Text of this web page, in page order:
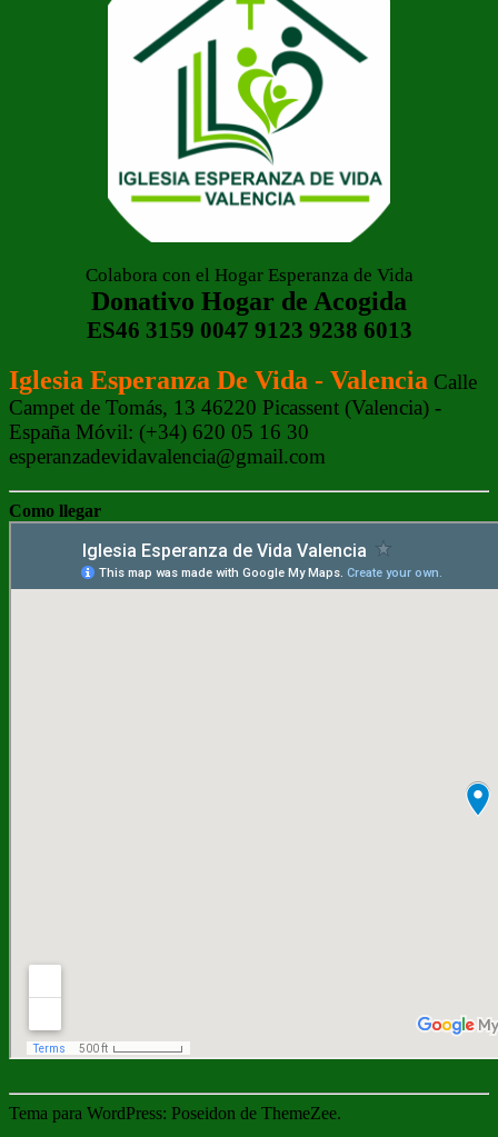
Colabora con el Hogar Esperanza de Vida
Donativo Hogar de Acogida
ES46 3159 0047 9123 9238 6013
Iglesia Esperanza De Vida - Valencia Calle
Campet de Tomás, 13 46220 Picassent (Valencia) -
España Móvil: (+34) 620 05 16 30
esperanzadevidavalencia@gmail.com
Como llegar
Tema para WordPress: Poseidon de ThemeZee.